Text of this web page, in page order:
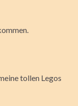
tollen Legos